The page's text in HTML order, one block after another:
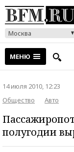
Москва
МЕНЮ
14 июля 2010, 12:23
Общество
Авто
полугодии